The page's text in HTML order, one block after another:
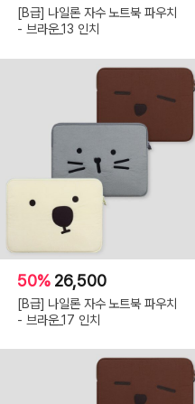
[B급] 나일론 자수 노트북 파우치
- 브라운_13 인치
50% 26,500
[B급] 나일론 자수 노트북 파우치
- 브라운_17 인치